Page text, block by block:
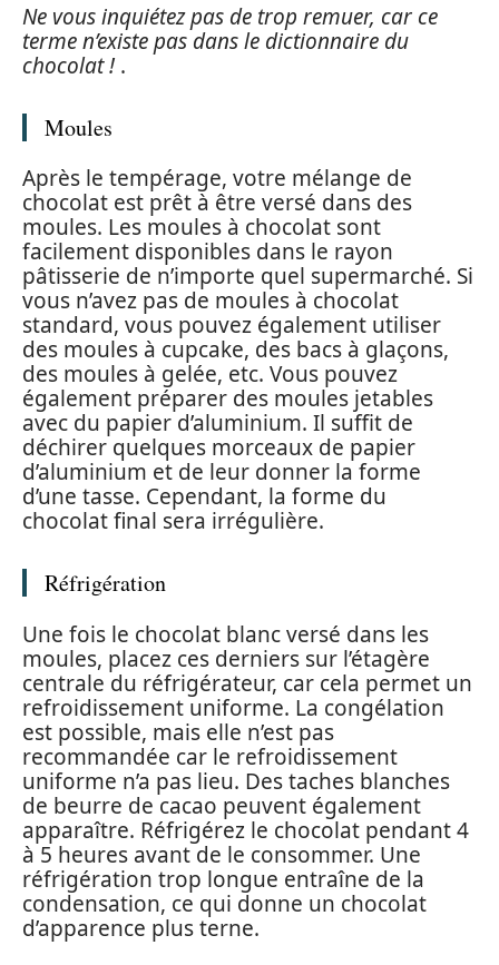
Ne vous inquiétez pas de trop remuer, car ce
terme n’existe pas dans le dictionnaire du
chocolat ! .
Moules
Après le tempérage, votre mélange de
chocolat est prêt à être versé dans des
moules. Les moules à chocolat sont
facilement disponibles dans le rayon
pâtisserie de n’importe quel supermarché. Si
vous n’avez pas de moules à chocolat
standard, vous pouvez également utiliser
des moules à cupcake, des bacs à glaçons,
des moules à gelée, etc. Vous pouvez
également préparer des moules jetables
avec du papier d’aluminium. Il suffit de
déchirer quelques morceaux de papier
d’aluminium et de leur donner la forme
d’une tasse. Cependant, la forme du
chocolat final sera irrégulière.
Réfrigération
Une fois le chocolat blanc versé dans les
moules, placez ces derniers sur l’étagère
centrale du réfrigérateur, car cela permet un
refroidissement uniforme. La congélation
est possible, mais elle n’est pas
recommandée car le refroidissement
uniforme n’a pas lieu. Des taches blanches
de beurre de cacao peuvent également
apparaître. Réfrigérez le chocolat pendant 4
à 5 heures avant de le consommer. Une
réfrigération trop longue entraîne de la
condensation, ce qui donne un chocolat
d’apparence plus terne.